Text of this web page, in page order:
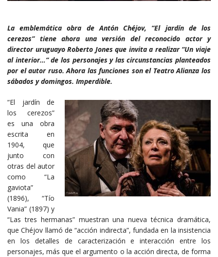
La emblemática obra de Antón Chéjov, “El jardín de los
cerezos” tiene ahora una versión del reconocido actor y
director uruguayo Roberto Jones que invita a realizar “Un viaje
al interior…” de los personajes y las circunstancias planteados
por el autor ruso. Ahora las funciones son el Teatro Alianza los
sábados y domingos. Imperdible.
“El jardín de
los cerezos”
es una obra
escrita en
1904, que
junto con
otras del autor
como “La
gaviota”
(1896), “Tío
Vania” (1897) y
“Las tres hermanas” muestran una nueva técnica dramática,
que Chéjov llamó de “acción indirecta”, fundada en la insistencia
en los detalles de caracterización e interacción entre los
personajes, más que el argumento o la acción directa, de forma